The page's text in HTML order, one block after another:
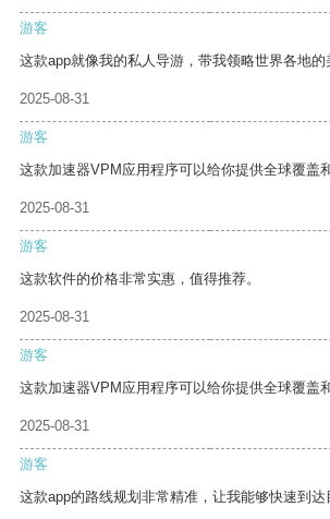
游客
这款app就像我的私人导游，带我领略世界各地的
2025-08-31
游客
这款加速器VPM应用程序可以给你提供全球覆盖
2025-08-31
游客
这款软件的价格非常实惠，值得推荐。
2025-08-31
游客
这款加速器VPM应用程序可以给你提供全球覆盖
2025-08-31
游客
这款app的路线规划非常精准，让我能够快速到达